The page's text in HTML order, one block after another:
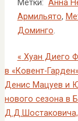
Метки: Анна
Армильято,
Доминго.
« Хуан Диего
в «Ковент-
Денис Мацуев и
нового сезона в
Д.Д.Шостаковича,